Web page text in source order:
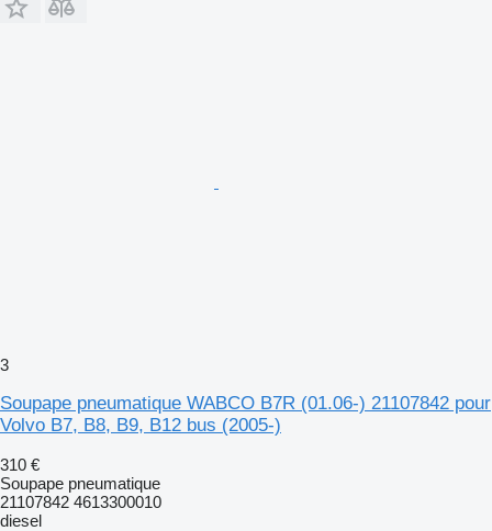
3
Soupape pneumatique WABCO B7R (01.06-) 21107842 pour
Volvo B7, B8, B9, B12 bus (2005-)
310 €
Soupape pneumatique
21107842 4613300010
diesel